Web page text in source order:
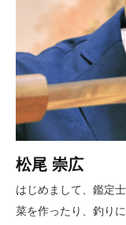
松尾 崇広
はじめまして、鑑定
菜を作ったり、釣り